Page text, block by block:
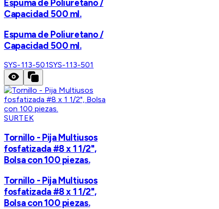
Espuma de Poliuretano /
Capacidad 500 ml.
Espuma de Poliuretano /
Capacidad 500 ml.
SYS-113-501SYS-113-501
SURTEK
Tornillo - Pija Multiusos
fosfatizada #8 x 1 1/2",
Bolsa con 100 piezas.
Tornillo - Pija Multiusos
fosfatizada #8 x 1 1/2",
Bolsa con 100 piezas.